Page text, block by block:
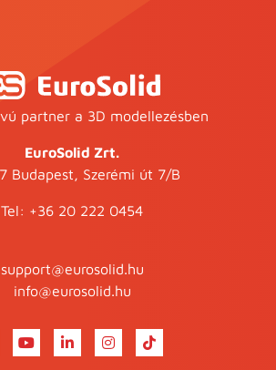
partner a 3D modellezésben
EuroSolid Zrt.
Budapest, Szerémi út 7/B
Tel: +36 20 222 0454
support@eurosolid.hu
info@eurosolid.hu